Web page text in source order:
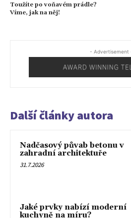
Toužíte po voňavém prádle?
Víme, jak na něj!
- Advertisement
Další články autora
Nadčasový půvab betonu v
zahradní architektuře
31.7.2026
Jaké prvky nabízí moderní
kuchyně na míru?